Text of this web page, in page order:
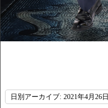
日別アーカイブ: 2021年4月26日